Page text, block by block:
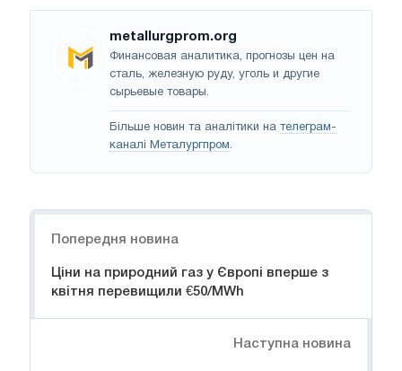
metallurgprom.org
Финансовая аналитика, прогнозы цен на
сталь, железную руду, уголь и другие
сырьевые товары.
Більше новин та аналітики на телеграм-
каналі Металургпром.
Попередня новина
Ціни на природний газ у Європі вперше з
квітня перевищили €50/MWh
Наступна новина